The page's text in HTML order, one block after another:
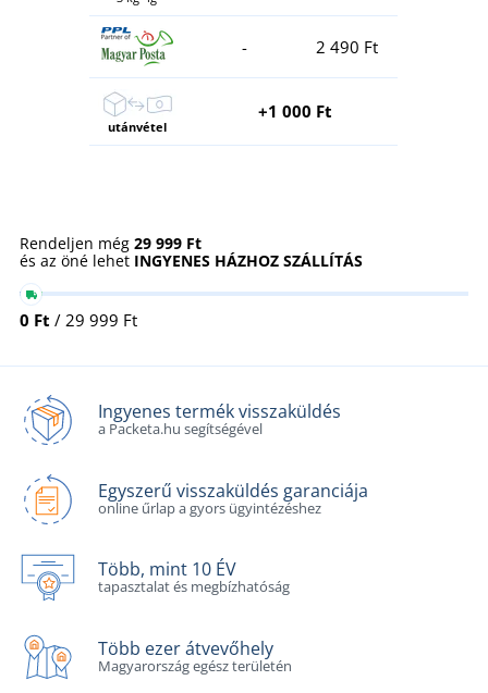
- 2 490 Ft
utánvétel
+1 000 Ft
Rendeljen még 29 999 Ft
és az öné lehet INGYENES HÁZHOZ SZÁLLÍTÁS
0 Ft / 29 999 Ft
Ingyenes termék visszaküldés
a Packeta.hu segítségével
Egyszerű visszaküldés garanciája
online űrlap a gyors ügyintézéshez
Több, mint 10 ÉV
tapasztalat és megbízhatóság
Több ezer átvevőhely
Magyarország egész területén